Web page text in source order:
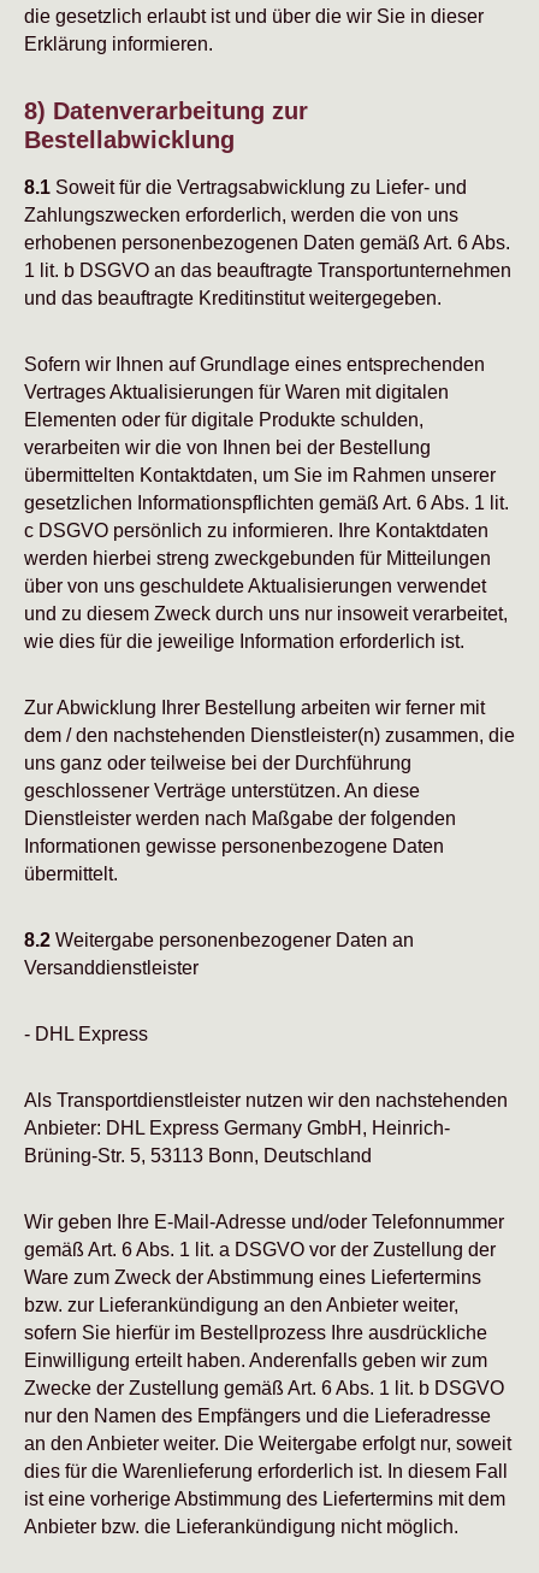
die gesetzlich erlaubt ist und über die wir Sie in dieser
Erklärung informieren.
8) Datenverarbeitung zur
Bestellabwicklung
8.1 Soweit für die Vertragsabwicklung zu Liefer- und
Zahlungszwecken erforderlich, werden die von uns
erhobenen personenbezogenen Daten gemäß Art. 6 Abs.
1 lit. b DSGVO an das beauftragte Transportunternehmen
und das beauftragte Kreditinstitut weitergegeben.
Sofern wir Ihnen auf Grundlage eines entsprechenden
Vertrages Aktualisierungen für Waren mit digitalen
Elementen oder für digitale Produkte schulden,
verarbeiten wir die von Ihnen bei der Bestellung
übermittelten Kontaktdaten, um Sie im Rahmen unserer
gesetzlichen Informationspflichten gemäß Art. 6 Abs. 1 lit.
c DSGVO persönlich zu informieren. Ihre Kontaktdaten
werden hierbei streng zweckgebunden für Mitteilungen
über von uns geschuldete Aktualisierungen verwendet
und zu diesem Zweck durch uns nur insoweit verarbeitet,
wie dies für die jeweilige Information erforderlich ist.
Zur Abwicklung Ihrer Bestellung arbeiten wir ferner mit
dem / den nachstehenden Dienstleister(n) zusammen, die
uns ganz oder teilweise bei der Durchführung
geschlossener Verträge unterstützen. An diese
Dienstleister werden nach Maßgabe der folgenden
Informationen gewisse personenbezogene Daten
übermittelt.
8.2 Weitergabe personenbezogener Daten an
Versanddienstleister
- DHL Express
Als Transportdienstleister nutzen wir den nachstehenden
Anbieter: DHL Express Germany GmbH, Heinrich-
Brüning-Str. 5, 53113 Bonn, Deutschland
Wir geben Ihre E-Mail-Adresse und/oder Telefonnummer
gemäß Art. 6 Abs. 1 lit. a DSGVO vor der Zustellung der
Ware zum Zweck der Abstimmung eines Liefertermins
bzw. zur Lieferankündigung an den Anbieter weiter,
sofern Sie hierfür im Bestellprozess Ihre ausdrückliche
Einwilligung erteilt haben. Anderenfalls geben wir zum
Zwecke der Zustellung gemäß Art. 6 Abs. 1 lit. b DSGVO
nur den Namen des Empfängers und die Lieferadresse
an den Anbieter weiter. Die Weitergabe erfolgt nur, soweit
dies für die Warenlieferung erforderlich ist. In diesem Fall
ist eine vorherige Abstimmung des Liefertermins mit dem
Anbieter bzw. die Lieferankündigung nicht möglich.